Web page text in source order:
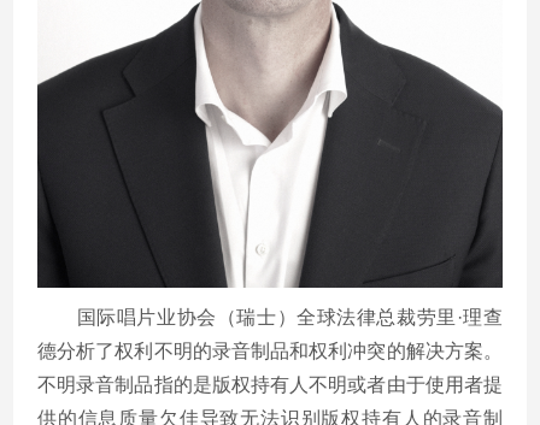
国际唱片业协会（瑞士）全球法律总裁劳里 ·理查
德分析了权利不明的录音制品和权利冲突的解决方案。
不明录音制品指的是版权持有人不明或者由于使用者提
供的信息质量欠佳导致无法识别版权持有人的录音制